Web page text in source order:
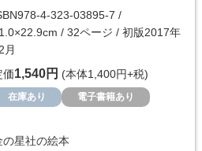
4-323-03895-7 /
/ 32ページ / 初版2017年
月
価1,540円 (本体1,400円+税)
在庫あり 電子書籍あり
の星社の絵本